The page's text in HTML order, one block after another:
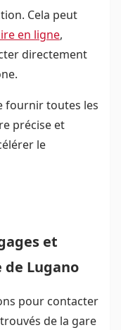
Cela peut
en ligne,
directement
fournir toutes les
précise et
le
et
Lugano
pour contacter
de la gare